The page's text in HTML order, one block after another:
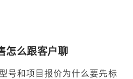
怎么跟客户聊
号和项目报价为什么要先标